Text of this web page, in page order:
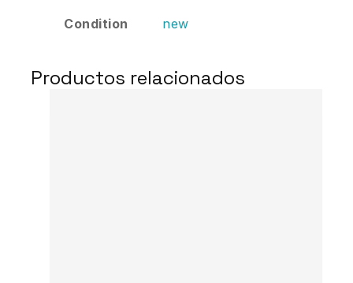
Condition new
Productos relacionados